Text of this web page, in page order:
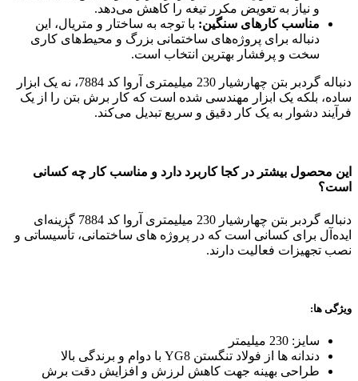
و نیاز به تعویض مکرر تیغه را کاهش می‌دهد.
مناسب کارهای سنگین: با توجه به ساختار و متریال، این
دنباله برای پروژه‌های ساختمانی بزرگ و محیط‌های کاری
سخت و پرفشار بهترین انتخاب است.
دنباله گردبر بتن چهارشیار 230 میلیمتری آروا کد 7884، نه یک ابزار
ساده، بلکه یک ابزار مهندسی شده است که کار برش بتن را از یک
فرآیند دشوار به یک کار دقیق و سریع تبدیل می‌کند.
این محصول بیشتر در کجا کاربرد دارد و مناسب کار چه کسانی
است؟
دنباله گردبر بتن چهارشیار 230 میلیمتری آروا کد 7884 گزینه‌ای
ایده‌آل برای کسانی است که در پروژه‌ های ساختمانی، تأسیساتی و
نصب تجهیزات فعالیت دارند.
ویژگی ها:
سایز: 230 میلیمتر
دندانه‌ ها از فولاد تنگستن YG8 با دوام و برندگی بالا
طراحی بهینه جهت کاهش لرزش و افزایش دقت برش